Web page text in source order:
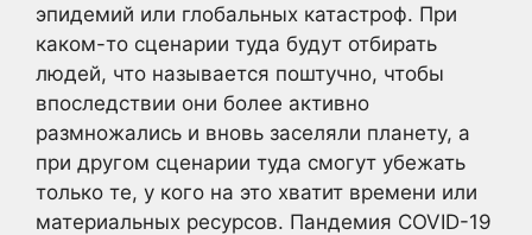
эпидемий или глобальных катастроф. При
каком-то сценарии туда будут отбирать
людей, что называется поштучно, чтобы
впоследствии они более активно
размножались и вновь заселяли планету, а
при другом сценарии туда смогут убежать
только те, у кого на это хватит времени или
материальных ресурсов. Пандемия COVID-19